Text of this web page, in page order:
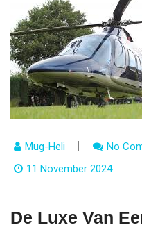
Mug-Heli
No
11 November 2024
De Luxe Van